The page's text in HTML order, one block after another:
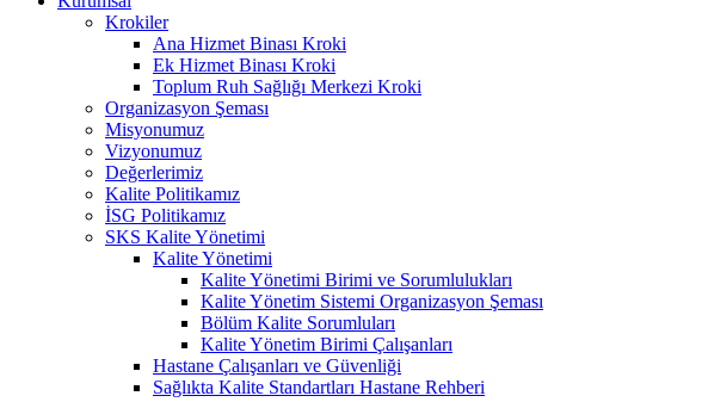
Krokiler
Ana Hizmet Binası Kroki
Ek Hizmet Binası Kroki
Toplum Ruh Sağlığı Merkezi Kroki
Organizasyon Şeması
Misyonumuz
Vizyonumuz
Değerlerimiz
Kalite Politikamız
İSG Politikamız
SKS Kalite Yönetimi
Kalite Yönetimi
Kalite Yönetimi Birimi ve Sorumlulukları
Kalite Yönetim Sistemi Organizasyon Şeması
Bölüm Kalite Sorumluları
Kalite Yönetim Birimi Çalışanları
Hastane Çalışanları ve Güvenliği
Sağlıkta Kalite Standartları Hastane Rehberi